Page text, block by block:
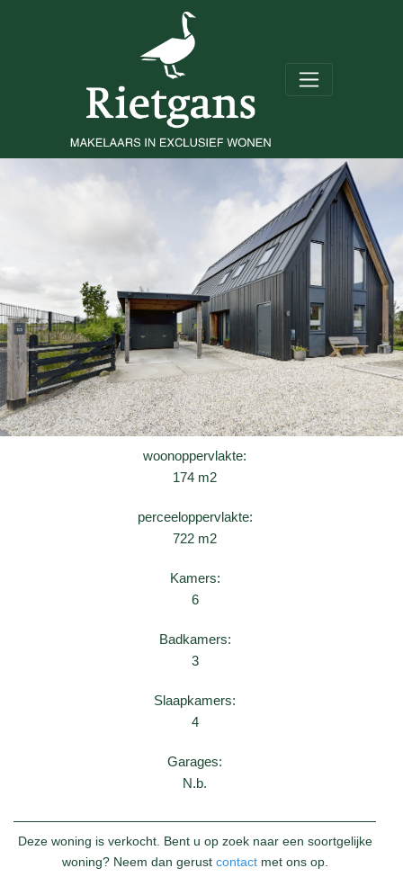
Vrederiksakker 63
Heerhugowaard
Prijs op aanvraag
woonoppervlakte:
174 m2
perceeloppervlakte:
722 m2
Kamers:
6
Badkamers:
3
Slaapkamers:
4
Garages:
N.b.
Deze woning is verkocht. Bent u op zoek naar een soortgelijke
woning? Neem dan gerust contactmet ons op.